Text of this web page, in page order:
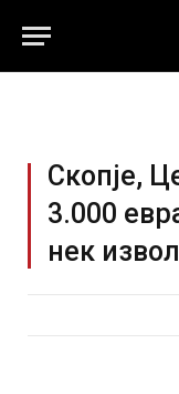
Скопје,
3.000
нек